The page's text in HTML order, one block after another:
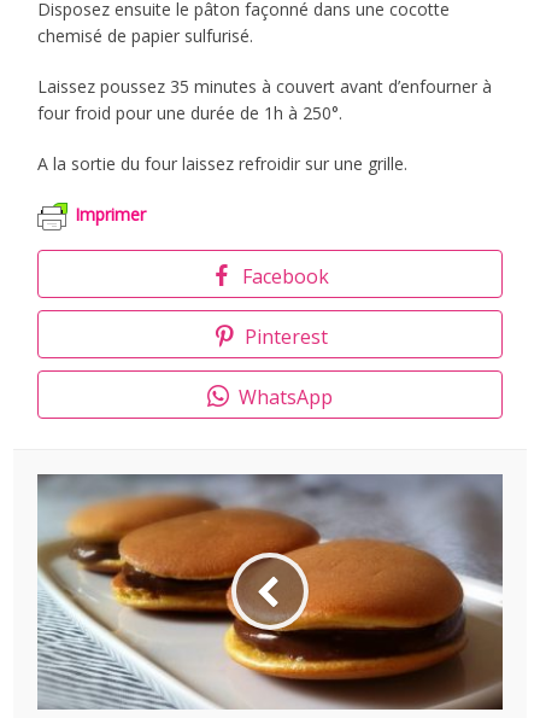
Disposez ensuite le pâton façonné dans une cocotte
chemisé de papier sulfurisé.
Laissez poussez 35 minutes à couvert avant d’enfourner à
four froid pour une durée de 1h à 250°.
A la sortie du four laissez refroidir sur une grille.
Imprimer
Facebook
Pinterest
WhatsApp